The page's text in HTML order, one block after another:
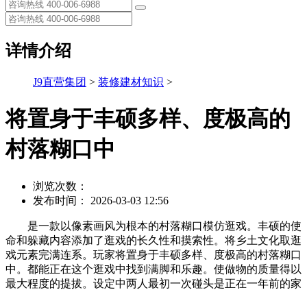
详情介绍
J9直营集团 > 装修建材知识 >
将置身于丰硕多样、度极高的
村落糊口中
浏览次数：
发布时间： 2026-03-03 12:56
是一款以像素画风为根本的村落糊口模仿逛戏。丰硕的使
命和躲藏内容添加了逛戏的长久性和摸索性。将乡土文化取逛
戏元素完满连系。玩家将置身于丰硕多样、度极高的村落糊口
中。都能正在这个逛戏中找到满脚和乐趣。使做物的质量得以
最大程度的提拔。设定中两人最初一次碰头是正在一年前的家